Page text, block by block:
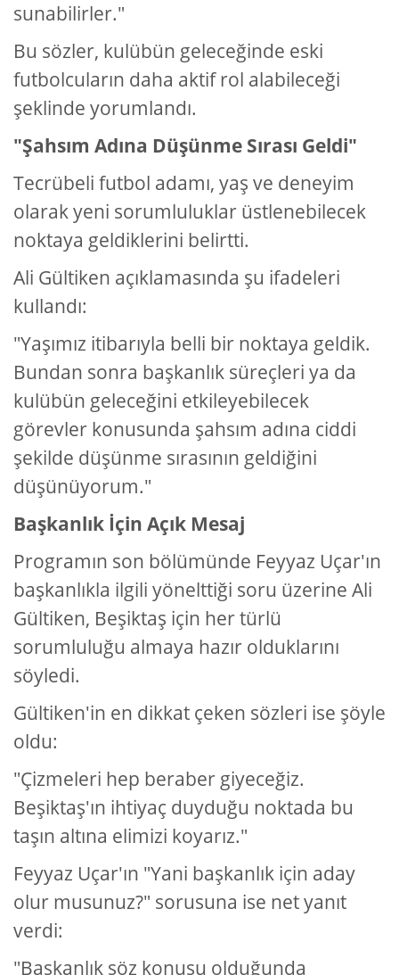
sunabilirler."
Bu sözler, kulübün geleceğinde eski
futbolcuların daha aktif rol alabileceği
şeklinde yorumlandı.
"Şahsım Adına Düşünme Sırası Geldi"
Tecrübeli futbol adamı, yaş ve deneyim
olarak yeni sorumluluklar üstlenebilecek
noktaya geldiklerini belirtti.
Ali Gültiken açıklamasında şu ifadeleri
kullandı:
"Yaşımız itibarıyla belli bir noktaya geldik.
Bundan sonra başkanlık süreçleri ya da
kulübün geleceğini etkileyebilecek
görevler konusunda şahsım adına ciddi
şekilde düşünme sırasının geldiğini
düşünüyorum."
Başkanlık İçin Açık Mesaj
Programın son bölümünde Feyyaz Uçar'ın
başkanlıkla ilgili yönelttiği soru üzerine Ali
Gültiken, Beşiktaş için her türlü
sorumluluğu almaya hazır olduklarını
söyledi.
Gültiken'in en dikkat çeken sözleri ise şöyle
oldu:
"Çizmeleri hep beraber giyeceğiz.
Beşiktaş'ın ihtiyaç duyduğu noktada bu
taşın altına elimizi koyarız."
Feyyaz Uçar'ın "Yani başkanlık için aday
olur musunuz?" sorusuna ise net yanıt
verdi:
"Başkanlık söz konusu olduğunda